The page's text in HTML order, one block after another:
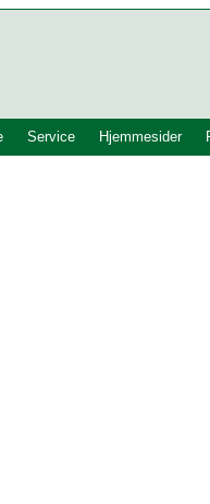
Hjemmesider
Service